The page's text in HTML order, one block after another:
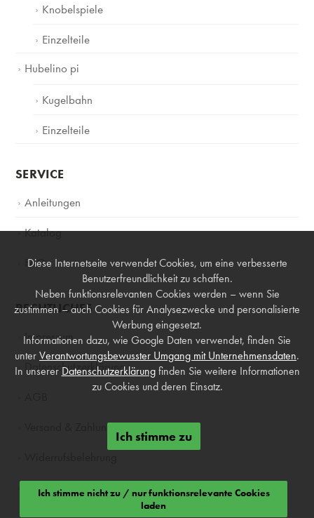
Knobelspiele
Einzelteile
Hubelino pi
Kugelbahn
Einzelteile
SERVICE
Anleitungen
Katalog
FAQ
RECHTLICHES
Impressum
Datenschutzerklärung
Versand & Zahlung
Produktsicherheit
Diese Internetseite verwendet Cookies, um eine verbesserte
Benutzerfreundlichkeit zu schaffen.
Neben funktionsrelevanten Cookies werden – wenn Sie
zustimmen – auch Cookies für Analysezwecke und personalisierte
Werbung eingesetzt.
Informationen dazu, wie Google Daten verwendet, finden Sie
unterVerantwortungsbewusster Umgang mit Unternehmensdaten.
In unserer Datenschutzerklärungfinden Sie weitere Informationen
zu Cookies und deren Einsatz.
Ich stimme zu
Ich stimme nicht zu / nur funktionsrelevante Cookies
laden